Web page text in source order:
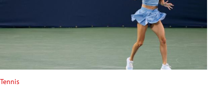
Tennis